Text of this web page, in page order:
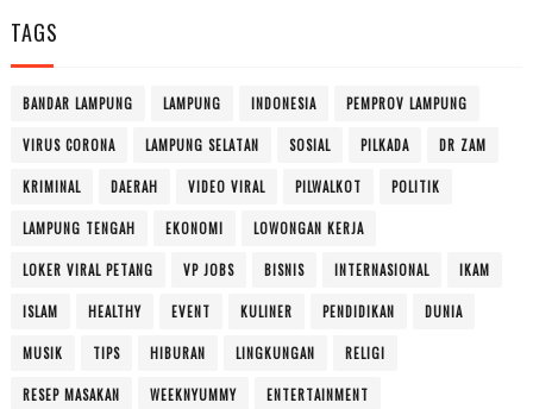
TAGS
BANDAR LAMPUNG LAMPUNG INDONESIA PEMPROV LAMPUNG
VIRUS CORONA LAMPUNG SELATAN SOSIAL PILKADA DR ZAM
KRIMINAL DAERAH VIDEO VIRAL PILWALKOT POLITIK
LAMPUNG TENGAH EKONOMI LOWONGAN KERJA
LOKER VIRAL PETANG VP JOBS BISNIS INTERNASIONAL IKAM
ISLAM HEALTHY EVENT KULINER PENDIDIKAN DUNIA
MUSIK TIPS HIBURAN LINGKUNGAN RELIGI
RESEP MASAKAN WEEKNYUMMY ENTERTAINMENT